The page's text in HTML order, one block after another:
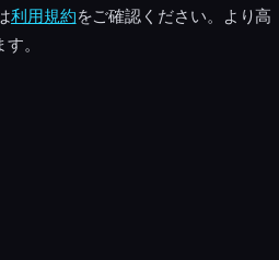
利用規約をご確認ください。より高
。